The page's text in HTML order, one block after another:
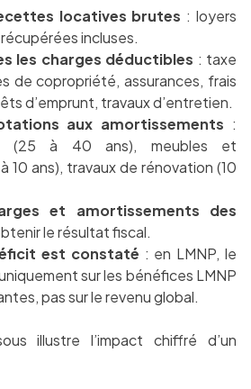
locatives brutes : loyers
incluses.
les charges déductibles : taxe
de copropriété, assurances, frais
d’emprunt, travaux d’entretien.
aux amortissements :
(25 à 40 ans), meubles et
10 ans), travaux de rénovation (10
et amortissements des
le résultat fiscal.
est constaté : en LMNP, le
sur les bénéfices LMNP
pas sur le revenu global.
illustre l’impact chiffré d’un